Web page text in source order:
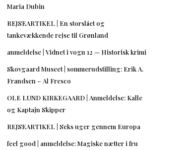
Maria Dubin
REJSEARTIKEL | En storslået og
tankevækkende rejse til Grønland
anmeldelse | Vidnet i vogn 12 — Historisk krimi
Skovgaard Museet | sommerudstilling: Erik A.
Frandsen – Al Fresco
OLE LUND KIRKEGAARD | Anmeldelse: Kalle
og Kaptajn Skipper
REJSEARTIKEL | Seks uger gennem Europa
feel good | anmeldelse: Magiske nætter i fru